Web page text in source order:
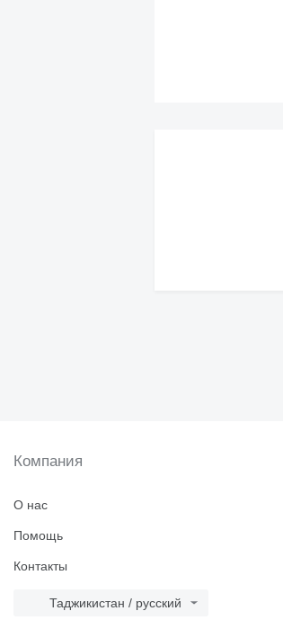
Компания
О нас
Помощь
Контакты
Таджикистан / русский